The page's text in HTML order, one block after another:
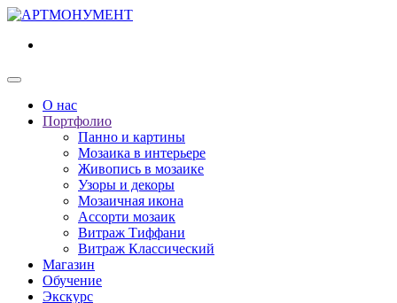
О нас
Портфолио
Панно и картины
Мозаика в интерьере
Живопись в мозаике
Узоры и декоры
Мозаичная икона
Ассорти мозаик
Витраж Тиффани
Витраж Классический
Магазин
Обучение
Экскурс